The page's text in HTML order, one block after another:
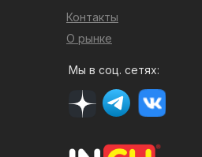
Контакты
О рынке
Мы в соц. сетях: